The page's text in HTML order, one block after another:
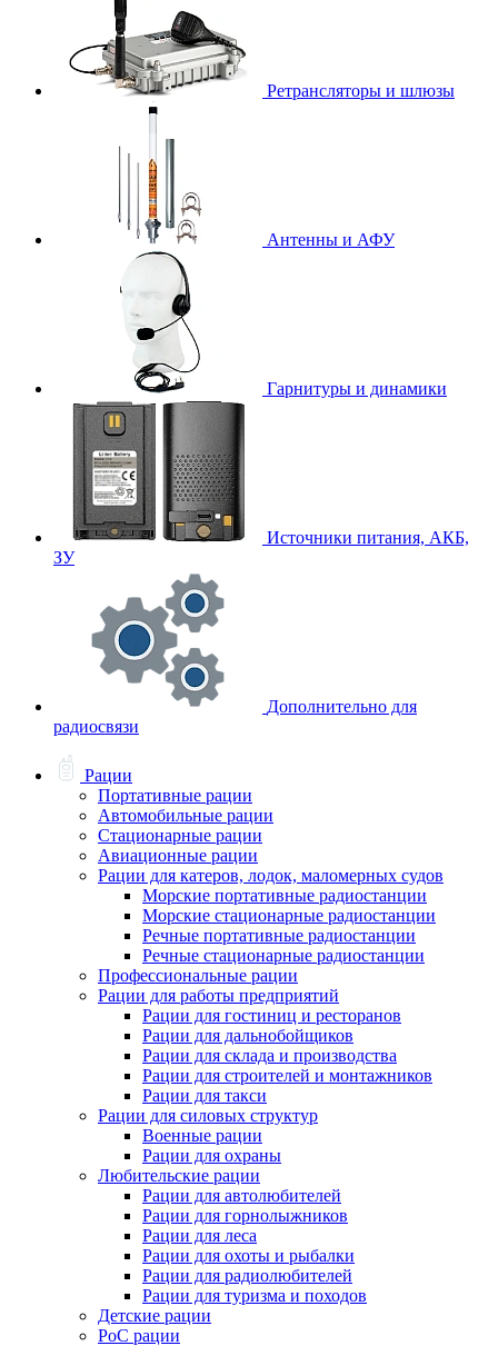
Ретрансляторы и шлюзы
Антенны и АФУ
Гарнитуры и динамики
Источники питания, АКБ,
ЗУ
Дополнительно для
радиосвязи
Рации
Портативные рации
Автомобильные рации
Стационарные рации
Авиационные рации
Рации для катеров, лодок, маломерных судов
Морские портативные радиостанции
Морские стационарные радиостанции
Речные портативные радиостанции
Речные стационарные радиостанции
Профессиональные рации
Рации для работы предприятий
Рации для гостиниц и ресторанов
Рации для дальнобойщиков
Рации для склада и производства
Рации для строителей и монтажников
Рации для такси
Рации для силовых структур
Военные рации
Рации для охраны
Любительские рации
Рации для автолюбителей
Рации для горнолыжников
Рации для леса
Рации для охоты и рыбалки
Рации для радиолюбителей
Рации для туризма и походов
Детские рации
PoC рации